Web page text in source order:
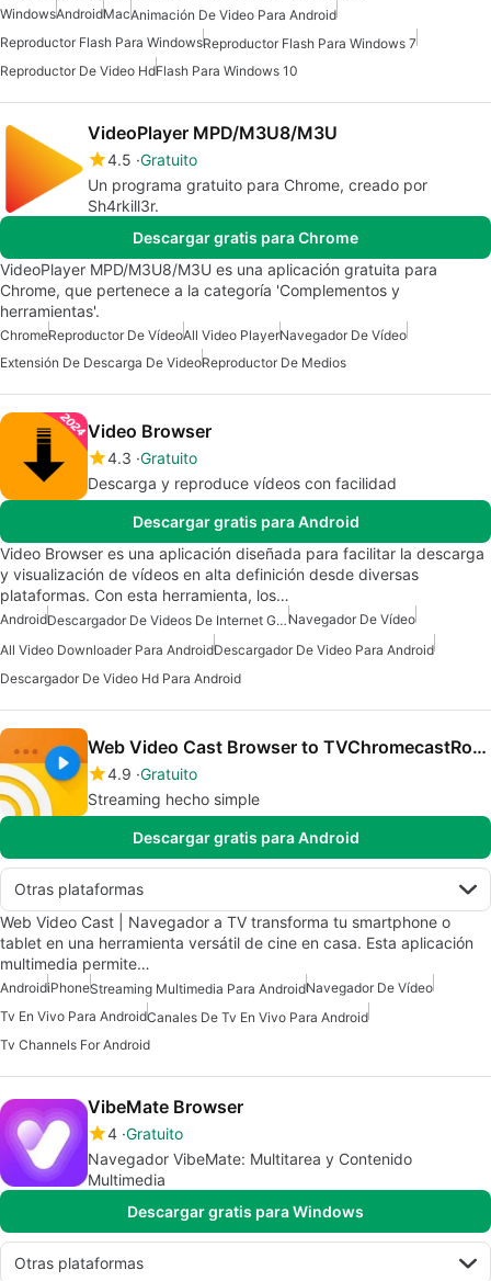
WindowsAndroidMacAnimación De Video Para Android
Reproductor Flash Para WindowsReproductor Flash Para Windows 7
Reproductor De Video HdFlash Para Windows 10
VideoPlayer MPD/M3U8/M3U
4.5 Gratuito
Un programa gratuito para Chrome, creado por
Sh4rkill3r.
Descargar gratis para Chrome
VideoPlayer MPD/M3U8/M3U es una aplicación gratuita para
Chrome, que pertenece a la categoría 'Complementos y
herramientas'.
ChromeReproductor De VídeoAll Video PlayerNavegador De Vídeo
Extensión De Descarga De VideoReproductor De Medios
Video Browser
4.3 Gratuito
Descarga y reproduce vídeos con facilidad
Descargar gratis para Android
Video Browser es una aplicación diseñada para facilitar la descarga
y visualización de vídeos en alta definición desde diversas
plataformas. Con esta herramienta, los…
Android Descargador De Videos De Internet Gratuito Para AndroidNavegador De Vídeo
All Video Downloader Para AndroidDescargador De Video Para Android
Descargador De Video Hd Para Android
Web Video Cast Browser to TVChromecastRoku
4.9 Gratuito
Streaming hecho simple
Descargar gratis para Android
Otras plataformas
Web Video Cast | Navegador a TV transforma tu smartphone o
tablet en una herramienta versátil de cine en casa. Esta aplicación
multimedia permite…
AndroidiPhoneStreaming Multimedia Para AndroidNavegador De Vídeo
Tv En Vivo Para AndroidCanales De Tv En Vivo Para Android
Tv Channels For Android
VibeMate Browser
4 Gratuito
Navegador VibeMate: Multitarea y Contenido
Multimedia
Descargar gratis para Windows
Otras plataformas